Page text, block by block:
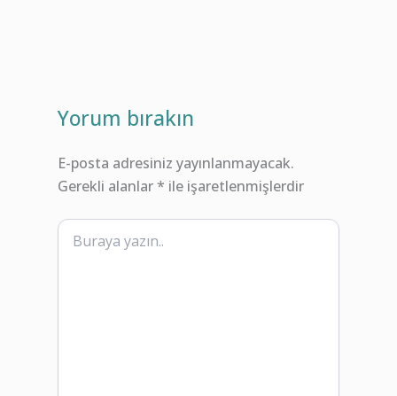
Yorum bırakın
E-posta adresiniz yayınlanmayacak.
Gerekli alanlar* ile işaretlenmişlerdir
Buraya
yazın..